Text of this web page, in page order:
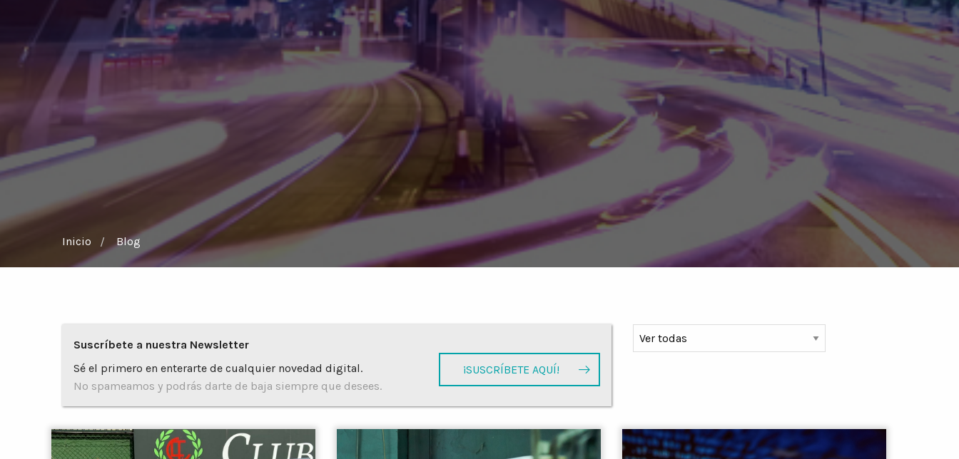
Inicio Blog
Suscríbete a nuestra Newsletter
Sé el primero en enterarte de cualquier novedad digital.
No spameamos y podrás darte de baja siempre que desees.
¡SUSCRÍBETE AQUÍ!